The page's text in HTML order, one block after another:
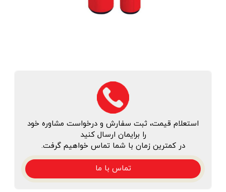
استعلام قیمت، ثبت سفارش و درخواست مشاوره خود
را برایمان ارسال کنید
در کمترین زمان با شما تماس خواهیم گرفت.
تماس با ما